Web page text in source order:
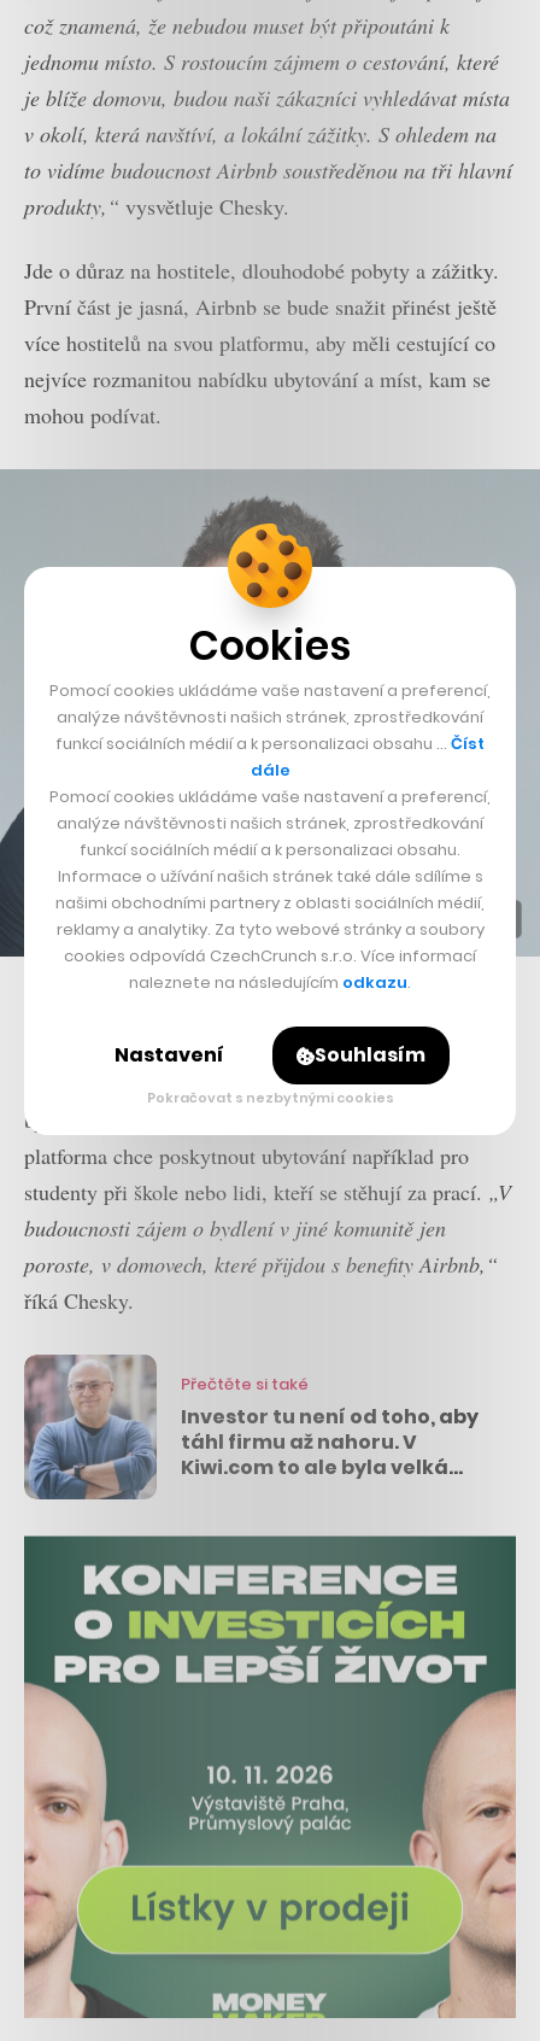
což znamená, že nebudou muset být připoutáni k
jednomu místo. S rostoucím zájmem o cestování, které
je blíže domovu, budou naši zákazníci vyhledávat místa
v okolí, která navštíví, a lokální zážitky. S ohledem na
to vidíme budoucnost Airbnb soustředěnou na tři hlavní
produkty,“ vysvětluje Chesky.
Jde o důraz na hostitele, dlouhodobé pobyty a zážitky.
První část je jasná, Airbnb se bude snažit přinést ještě
více hostitelů na svou platformu, aby měli cestující co
nejvíce rozmanitou nabídku ubytování a míst, kam se
mohou podívat.
Spoluzakladatel, CEO a komunitní šéf Airbnb Brian Chesky
Mnohem zajímavější je ale druhý produkt. Airbnb bylo
totiž dosud využíváno zejména pro krátkodobější
bydlení. I to se ale postupně bude proměňovat a
platforma chce poskytnout ubytování například pro
studenty při škole nebo lidi, kteří se stěhují za prací. „V
budoucnosti zájem o bydlení v jiné komunitě jen
poroste, v domovech, které přijdou s benefity Airbnb,“
říká Chesky.
Přečtěte si také
Investor tu není od toho, aby
táhl firmu až nahoru. V
Kiwi.com to ale byla velká
Cookies
Pomocí cookies ukládáme vaše nastavení a preferencí,
analýze návštěvnosti našich stránek, zprostředkování
funkcí sociálních médií a k personalizaci obsahu … Číst
dále
Pomocí cookies ukládáme vaše nastavení a preferencí,
analýze návštěvnosti našich stránek, zprostředkování
funkcí sociálních médií a k personalizaci obsahu.
Informace o užívání našich stránek také dále sdílíme s
našimi obchodními partnery z oblasti sociálních médií,
reklamy a analytiky. Za tyto webové stránky a soubory
cookies odpovídá CzechCrunch s.r.o. Více informací
naleznete na následujícím odkazu.
Nastavení Souhlasím
Pokračovat s nezbytnými cookies